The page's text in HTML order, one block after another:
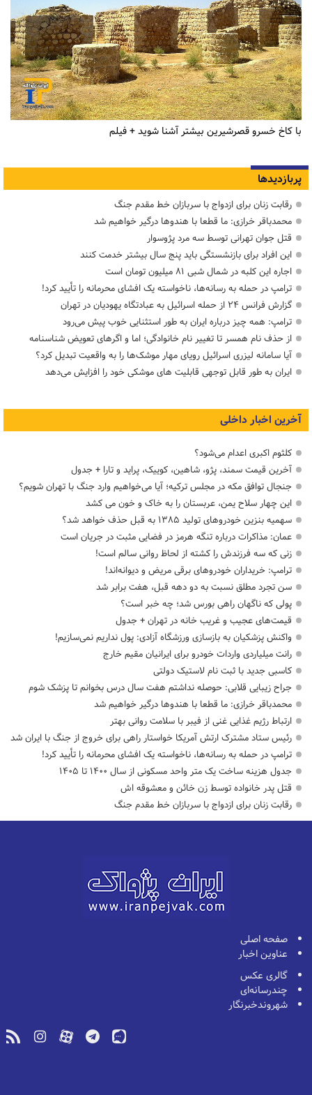
با کاخ خسرو قصرشیرین بیشتر آشنا شوید + فیلم
پربازدیدها
رقابت زنان برای ازدواج با سربازان خط مقدم جنگ
محمدباقر خرازی: ما قطعا با هندوها درگیر خواهیم شد
قتل جوان تهرانی توسط سه مرد پژوسوار
این افراد برای بازنشستگی باید پنج سال بیشتر خدمت کنند
اجاره این کلبه در شمال شبی ۸۱ میلیون تومان است
ترامپ در حمله‌ به رسانه‌ها، ناخواسته یک افشای محرمانه را تأیید کرد!
گزارش فرانس ۲۴ از حمله اسرائیل به عبادتگاه یهودیان در تهران
ترامپ: همه چیز درباره ایران به طور استثنایی خوب پیش می‌رود
از حذف نام همسر تا تغییر نام خانوادگی؛ اما و اگرهای تعویض شناسنامه
آیا سامانه لیزری اسرائیل رویای مهار موشک‌ها را به واقعیت تبدیل کرد؟
ایران به طور قابل توجهی قابلیت های موشکی خود را افزایش می‌دهد
آخرین اخبار داخلی
کلثوم اکبری اعدام می‌شود؟
آخرین قیمت سمند، پژو، شاهین، کوییک، پراید و تارا + جدول
جنجال توافق مکه در مجلس ترکیه؛ آیا می‌خواهیم وارد جنگ با تهران شویم؟
این چهار سلاح یمن، عربستان را به خاک و خون می کشد
سهمیه بنزین خودروهای تولید ۱۳۸۵ به قبل حذف خواهد شد؟
عمان: مذاکرات درباره تنگه هرمز در فضایی مثبت در جریان است
زنی که سه فرزندش را کشته از لحاظ روانی سالم است!
ترامپ: خریداران خودروهای برقی مریض و دیوانه‌اند!
سن تجرد مطلق نسبت به دو دهه قبل، هفت برابر شد
پولی که ناگهان راهی بورس شد؛ چه خبر است؟
قیمت‌های عجیب و غریب خانه در تهران + جدول
واکنش پزشکیان به بازسازی ورزشگاه آزادی: پول نداریم نمی‌سازیم!
رانت میلیاردی واردات خودرو برای ایرانیان مقیم خارج
کاسبی جدید با ثبت نام لاستیک دولتی
جراح زیبایی قلابی: حوصله نداشتم هفت سال درس بخوانم تا پزشک شوم
محمدباقر خرازی: ما قطعا با هندوها درگیر خواهیم شد
ارتباط رژیم غذایی غنی از فیبر با سلامت روانی بهتر
رئیس ستاد مشترک ارتش آمریکا خواستار راهی برای خروج از جنگ با ایران شد
ترامپ در حمله‌ به رسانه‌ها، ناخواسته یک افشای محرمانه را تأیید کرد!
جدول هزینه ساخت یک متر واحد مسکونی از سال ۱۴۰۰ تا ۱۴۰۵
قتل پدر خانواده توسط زن خائن و معشوقه اش
رقابت زنان برای ازدواج با سربازان خط مقدم جنگ
صفحه اصلی
عناوین اخبار
گالری عکس
چندرسانه‌ای
شهروندخبرنگار